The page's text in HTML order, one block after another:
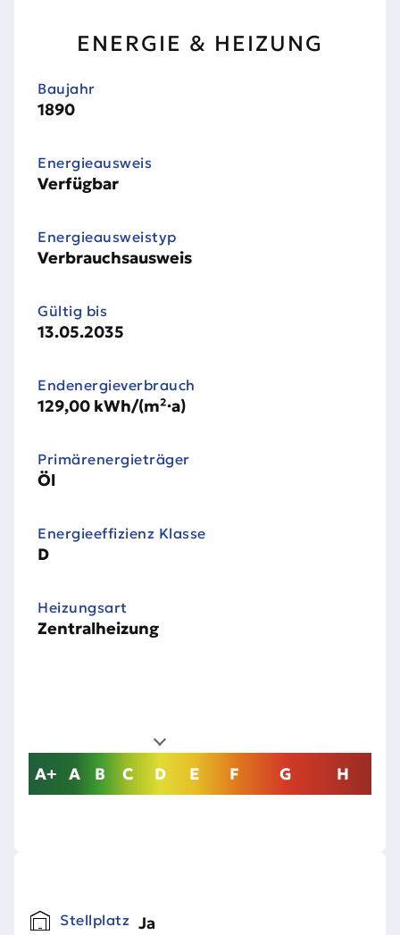
ENERGIE & HEIZUNG
Baujahr
1890
Energieausweis
Verfügbar
Energie­ausweistyp
Verbrauchsausweis
Gültig bis
13.05.2035
Endenergieverbrauch
129,00 kWh/(m²·a)
Primärenergieträger
Öl
Energieeffizienz Klasse
D
Heizungsart
Zentralheizung
A+ A B C D E F G H
Stellplatz Ja